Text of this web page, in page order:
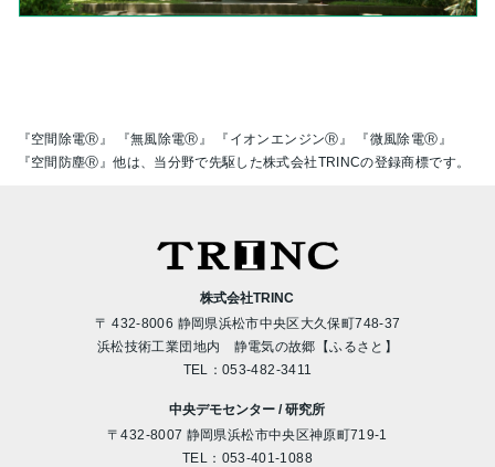
『空間除電Ⓡ』 『無風除電Ⓡ』 『イオンエンジンⓇ』 『微風除電Ⓡ』
『空間防塵Ⓡ』他は、当分野で先駆した株式会社TRINCの登録商標です。
株式会社TRINC
〒 432-8006 静岡県浜松市中央区大久保町748-37
浜松技術工業団地内 静電気の故郷【ふるさと】
TEL：053-482-3411
中央デモセンター / 研究所
〒432-8007 静岡県浜松市中央区神原町719-1
TEL： 053-401-1088